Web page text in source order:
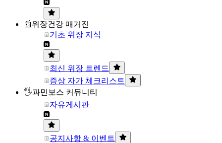
📰위장건강 매거진
기초 위장 지식
최신 위장 트렌드
증상 자가 체크리스트
🖐과민보스 커뮤니티
자유게시판
공지사항 & 이벤트